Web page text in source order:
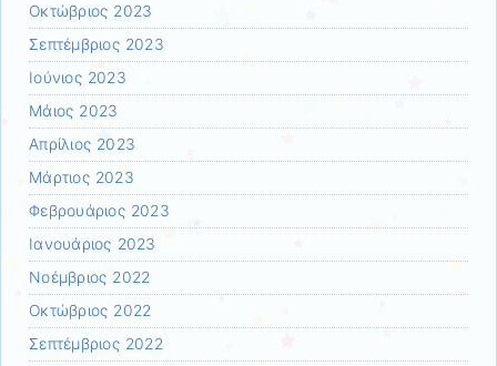
Οκτώβριος 2023
Σεπτέμβριος 2023
Ιούνιος 2023
Μάιος 2023
Απρίλιος 2023
Μάρτιος 2023
Φεβρουάριος 2023
Ιανουάριος 2023
Νοέμβριος 2022
Οκτώβριος 2022
Σεπτέμβριος 2022